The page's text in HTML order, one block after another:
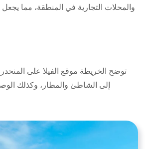
والمحلات التجارية في المنطقة، مما يجعل
توضح الخريطة موقع الفيلا على
إلى الشاطئ والمطار، وكذلك